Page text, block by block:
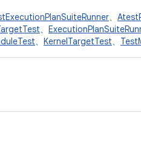
、
、
、 KernelTargetTest、